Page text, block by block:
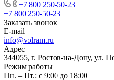
+7 800 250-50-23
+7 800 250-50-23
Заказать звонок
E-mail
info@volram.ru
Адрес
344055, г. Ростов-на-Дону, ул.
Режим работы
Пн. – Пт.: с 9:00 до 18:00